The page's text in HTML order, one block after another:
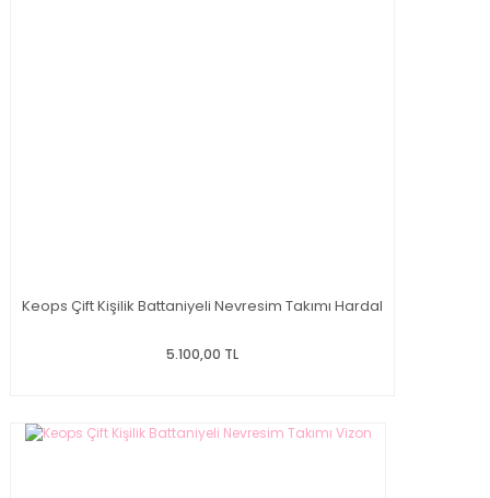
Keops Çift Kişilik Battaniyeli Nevresim Takımı Hardal
5.100,00 TL